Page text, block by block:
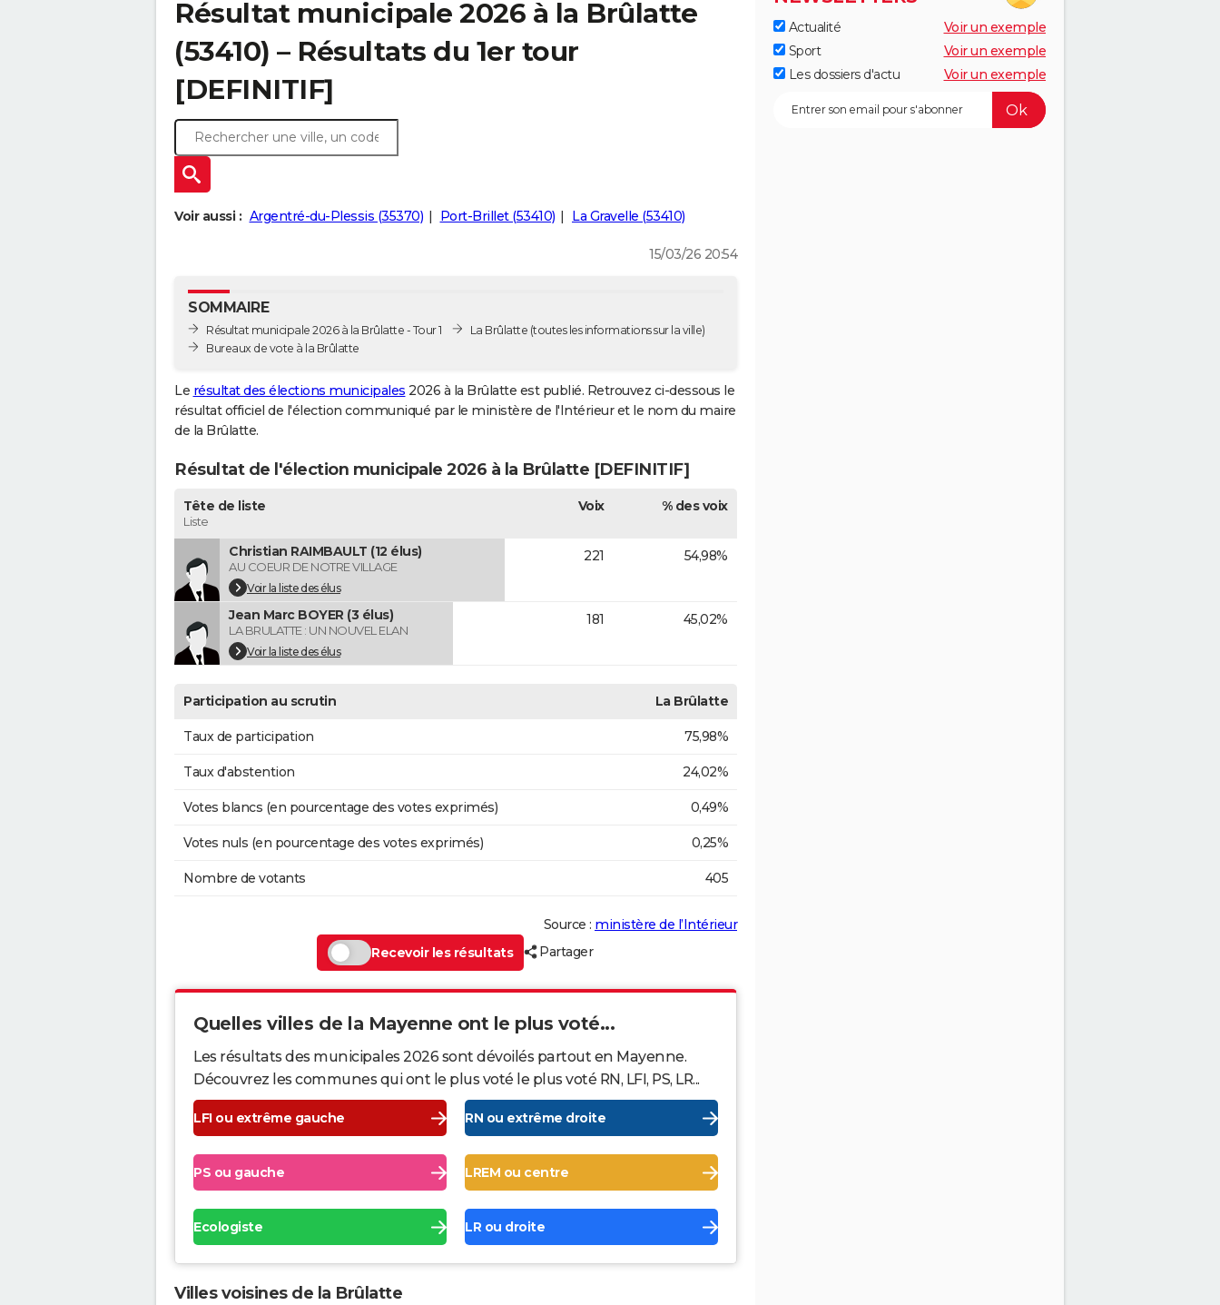
Résultat municipale 2026 à la Brûlatte
(53410) – Résultats du 1er tour
[DEFINITIF]
Voir aussi : Argentré-du-Plessis (35370) Port-Brillet (53410) La Gravelle (53410)
15/03/26 20:54
SOMMAIRE
Résultat municipale 2026 à la Brûlatte - Tour 1
Bureaux de vote à la Brûlatte
La Brûlatte (toutes les informations sur la ville)
Le résultat des élections municipales 2026 à la Brûlatte est publié. Retrouvez ci-dessous le
résultat officiel de l'élection communiqué par le ministère de l'Intérieur et le nom du maire
de la Brûlatte.
Résultat de l'élection municipale 2026 à la Brûlatte [DEFINITIF]
Tête de liste
Liste
Voix % des voix
Christian RAIMBAULT (12 élus)
AU COEUR DE NOTRE VILLAGE
Voir la liste des élus
221 54,98%
Jean Marc BOYER (3 élus)
LA BRULATTE : UN NOUVEL ELAN
Voir la liste des élus
181 45,02%
Participation au scrutin La Brûlatte
Taux de participation 75,98%
Taux d'abstention 24,02%
Votes blancs (en pourcentage des votes exprimés) 0,49%
Votes nuls (en pourcentage des votes exprimés) 0,25%
Nombre de votants 405
Source : ministère de l’Intérieur
Recevoir les résultats
Partager
Quelles villes de la Mayenne ont le plus voté...
Les résultats des municipales 2026 sont dévoilés partout en Mayenne.
Découvrez les communes qui ont le plus voté le plus voté RN, LFI, PS, LR...
LFI ou extrême gauche RN ou extrême droite
PS ou gauche LREM ou centre
Ecologiste LR ou droite
Villes voisines de la Brûlatte
Actualité
Voir un exemple
Sport
Voir un exemple
Les dossiers d'actu
Voir un exemple